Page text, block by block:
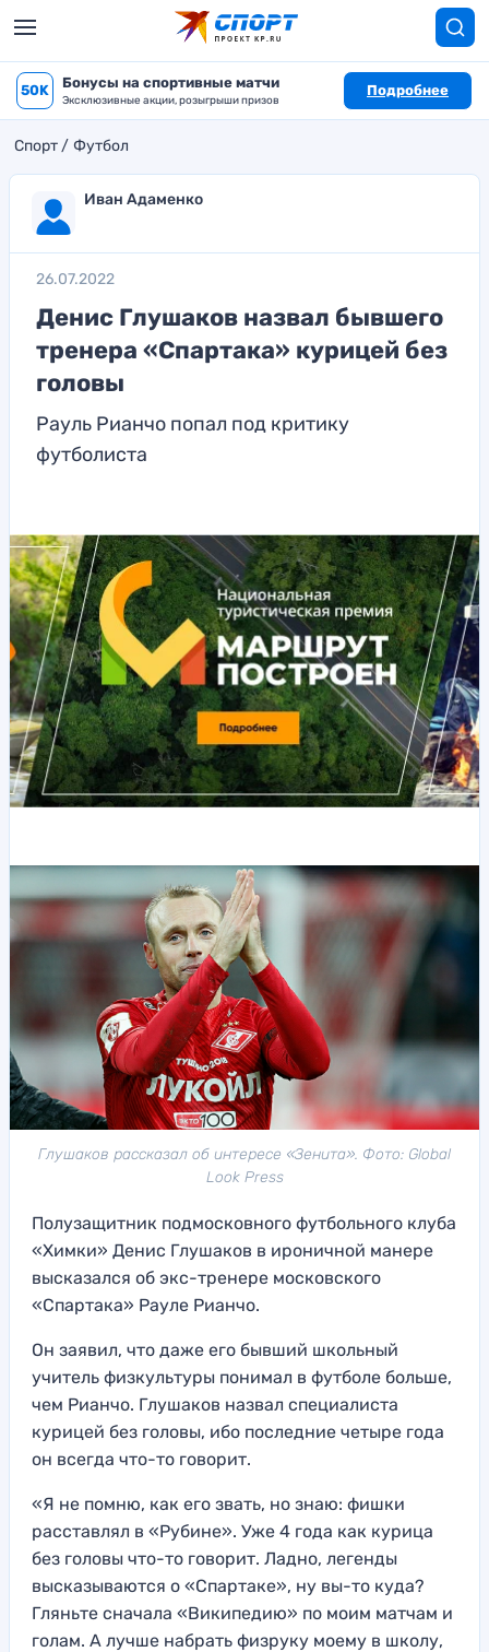
50K Бонусы на спортивные матчи
Эксклюзивные акции, розыгрыши призов
Подробнее
Спорт Футбол
Иван Адаменко
26.07.2022
Денис Глушаков назвал бывшего
тренера «Спартака» курицей без
головы
Рауль Рианчо попал под критику
футболиста
Глушаков рассказал об интересе «Зенита». Фото: Global
Look Press
Полузащитник подмосковного футбольного клуба
«Химки» Денис Глушаков в ироничной манере
высказался об экс-тренере московского
«Спартака» Рауле Рианчо.
Он заявил, что даже его бывший школьный
учитель физкультуры понимал в футболе больше,
чем Рианчо. Глушаков назвал специалиста
курицей без головы, ибо последние четыре года
он всегда что-то говорит.
«Я не помню, как его звать, но знаю: фишки
расставлял в «Рубине». Уже 4 года как курица
без головы что-то говорит. Ладно, легенды
высказываются о «Спартаке», ну вы-то куда?
Гляньте сначала «Википедию» по моим матчам и
голам. А лучше набрать физруку моему в школу,